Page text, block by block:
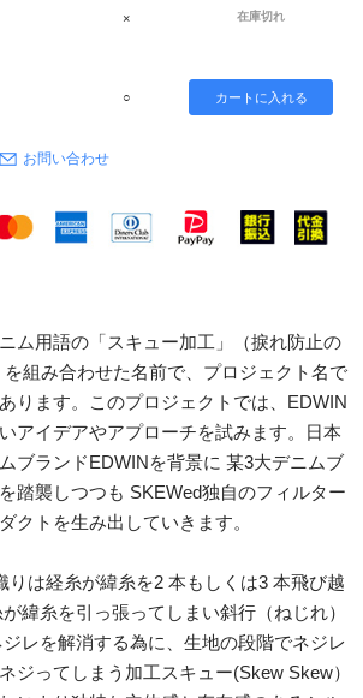
× 在庫切れ
○
お問い合わせ
ム用語の「スキュー加工」（捩れ防止の
組み合わせた名前で、プロジェクト名で
ります。このプロジェクトでは、EDWIN
アイデアやアプローチを試みます。日本
ブランドEDWINを背景に 某3大デニムブ
踏襲しつつも SKEWed独自のフィルター
クトを生み出していきます。
りは経糸が緯糸を2 本もしくは3 本飛び越
緯糸を引っ張ってしまい斜行（ねじれ）
レを解消する為に、生地の段階でネジレ
ジってしまう加工スキュー(Skew Skew）